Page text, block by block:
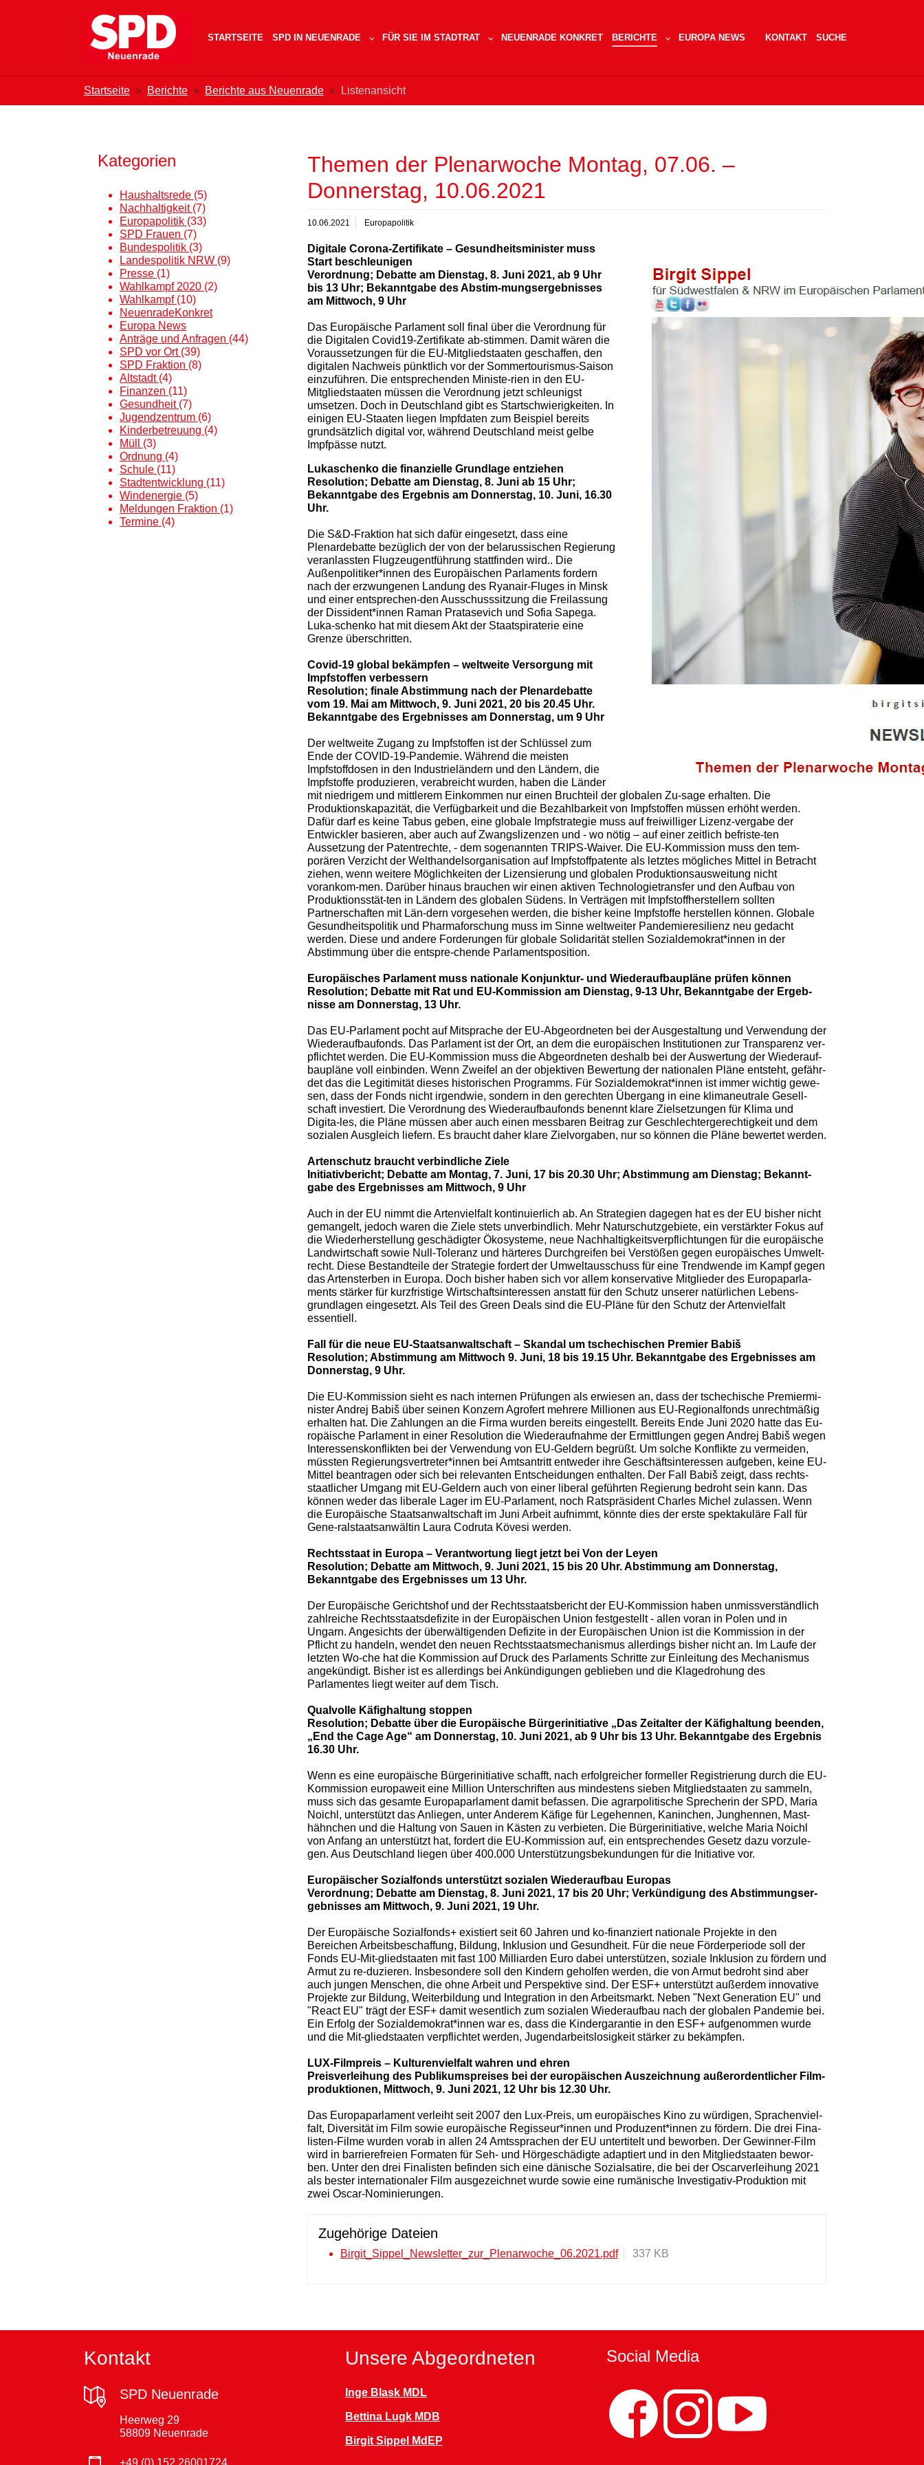
STARTSEITE SPD IN NEUENRADE SUBMENU FOR "SPD IN NEUENRADE"
FÜR SIE IM STADTRAT SUBMENU FOR "FÜR SIE IM STADTRAT"
NEUENRADE KONKRET BERICHTE SUBMENU FOR "BERICHTE"
EUROPA NEWS KONTAKT SUCHE
Startseite Berichte Berichte aus Neuenrade Listenansicht
Themen der Plenarwoche Montag, 07.06. –
Donnerstag, 10.06.2021
10.06.2021 Europapolitik
Digitale Corona-Zertifikate – Gesundheitsminister muss
Start beschleunigen
Verordnung; Debatte am Dienstag, 8. Juni 2021, ab 9 Uhr
bis 13 Uhr; Bekanntgabe des Abstim-mungsergebnisses
am Mittwoch, 9 Uhr
Das Europäische Parlament soll final über die Verordnung für
die Digitalen Covid19-Zertifikate ab-stimmen. Damit wären die
Voraussetzungen für die EU-Mitgliedstaaten geschaffen, den
digitalen Nachweis pünktlich vor der Sommertourismus-Saison
einzuführen. Die entsprechenden Ministe-rien in den EU-
Mitgliedstaaten müssen die Verordnung jetzt schleunigst
umsetzen. Doch in Deutschland gibt es Startschwierigkeiten. In
einigen EU-Staaten liegen Impfdaten zum Beispiel bereits
grundsätzlich digital vor, während Deutschland meist gelbe
Impfpässe nutzt.
Lukaschenko die finanzielle Grundlage entziehen
Resolution; Debatte am Dienstag, 8. Juni ab 15 Uhr;
Bekanntgabe des Ergebnis am Donnerstag, 10. Juni, 16.30
Uhr.
Die S&D-Fraktion hat sich dafür eingesetzt, dass eine
Plenardebatte bezüglich der von der belarussischen Regierung
veranlassten Flugzeugentführung stattfinden wird.. Die
Außenpolitiker*innen des Europäischen Parlaments fordern
nach der erzwungenen Landung des Ryanair-Fluges in Minsk
und einer entsprechen-den Ausschusssitzung die Freilassung
der Dissident*innen Raman Pratasevich und Sofia Sapega.
Luka-schenko hat mit diesem Akt der Staatspiraterie eine
Grenze überschritten.
Covid-19 global bekämpfen – weltweite Versorgung mit
Impfstoffen verbessern
Resolution; finale Abstimmung nach der Plenardebatte
vom 19. Mai am Mittwoch, 9. Juni 2021, 20 bis 20.45 Uhr.
Bekanntgabe des Ergebnisses am Donnerstag, um 9 Uhr
Der weltweite Zugang zu Impfstoffen ist der Schlüssel zum
Ende der COVID-19-Pandemie. Während die meisten
Impfstoffdosen in den Industrieländern und den Ländern, die
Impfstoffe produzieren, verabreicht wurden, haben die Länder
mit niedrigem und mittlerem Einkommen nur einen Bruchteil der globalen Zu-sage erhalten. Die
Produktionskapazität, die Verfügbarkeit und die Bezahlbarkeit von Impfstoffen müssen erhöht werden.
Dafür darf es keine Tabus geben, eine globale Impfstrategie muss auf freiwilliger Lizenz-vergabe der
Entwickler basieren, aber auch auf Zwangslizenzen und - wo nötig – auf einer zeitlich befriste-ten
Aussetzung der Patentrechte, - dem sogenannten TRIPS-Waiver. Die EU-Kommission muss den tem-
porären Verzicht der Welthandelsorganisation auf Impfstoffpatente als letztes mögliches Mittel in Betracht
ziehen, wenn weitere Möglichkeiten der Lizensierung und globalen Produktionsausweitung nicht
vorankom-men. Darüber hinaus brauchen wir einen aktiven Technologietransfer und den Aufbau von
Produktionsstät-ten in Ländern des globalen Südens. In Verträgen mit Impfstoffherstellern sollten
Partnerschaften mit Län-dern vorgesehen werden, die bisher keine Impfstoffe herstellen können. Globale
Gesundheitspolitik und Pharmaforschung muss im Sinne weltweiter Pandemieresilienz neu gedacht
werden. Diese und andere Forderungen für globale Solidarität stellen Sozialdemokrat*innen in der
Abstimmung über die entspre-chende Parlamentsposition.
Europäisches Parlament muss nationale Konjunktur- und Wiederaufbaupläne prüfen können
Resolution; Debatte mit Rat und EU-Kommission am Dienstag, 9-13 Uhr, Bekanntgabe der Ergeb-
nisse am Donnerstag, 13 Uhr.
Das EU-Parlament pocht auf Mitsprache der EU-Abgeordneten bei der Ausgestaltung und Verwendung der
Wiederaufbaufonds. Das Parlament ist der Ort, an dem die europäischen Institutionen zur Transparenz ver-
pflichtet werden. Die EU-Kommission muss die Abgeordneten deshalb bei der Auswertung der Wiederauf-
baupläne voll einbinden. Wenn Zweifel an der objektiven Bewertung der nationalen Pläne entsteht, gefähr-
det das die Legitimität dieses historischen Programms. Für Sozialdemokrat*innen ist immer wichtig gewe-
sen, dass der Fonds nicht irgendwie, sondern in den gerechten Übergang in eine klimaneutrale Gesell-
schaft investiert. Die Verordnung des Wiederaufbaufonds benennt klare Zielsetzungen für Klima und
Digita-les, die Pläne müssen aber auch einen messbaren Beitrag zur Geschlechtergerechtigkeit und dem
sozialen Ausgleich liefern. Es braucht daher klare Zielvorgaben, nur so können die Pläne bewertet werden.
Artenschutz braucht verbindliche Ziele
Initiativbericht; Debatte am Montag, 7. Juni, 17 bis 20.30 Uhr; Abstimmung am Dienstag; Bekannt-
gabe des Ergebnisses am Mittwoch, 9 Uhr
Auch in der EU nimmt die Artenvielfalt kontinuierlich ab. An Strategien dagegen hat es der EU bisher nicht
gemangelt, jedoch waren die Ziele stets unverbindlich. Mehr Naturschutzgebiete, ein verstärkter Fokus auf
die Wiederherstellung geschädigter Ökosysteme, neue Nachhaltigkeitsverpflichtungen für die europäische
Landwirtschaft sowie Null-Toleranz und härteres Durchgreifen bei Verstößen gegen europäisches Umwelt-
recht. Diese Bestandteile der Strategie fordert der Umweltausschuss für eine Trendwende im Kampf gegen
das Artensterben in Europa. Doch bisher haben sich vor allem konservative Mitglieder des Europaparla-
ments stärker für kurzfristige Wirtschaftsinteressen anstatt für den Schutz unserer natürlichen Lebens-
grundlagen eingesetzt. Als Teil des Green Deals sind die EU-Pläne für den Schutz der Artenvielfalt
essentiell.
Fall für die neue EU-Staatsanwaltschaft – Skandal um tschechischen Premier Babiš
Resolution; Abstimmung am Mittwoch 9. Juni, 18 bis 19.15 Uhr. Bekanntgabe des Ergebnisses am
Donnerstag, 9 Uhr.
Die EU-Kommission sieht es nach internen Prüfungen als erwiesen an, dass der tschechische Premiermi-
nister Andrej Babiš über seinen Konzern Agrofert mehrere Millionen aus EU-Regionalfonds unrechtmäßig
erhalten hat. Die Zahlungen an die Firma wurden bereits eingestellt. Bereits Ende Juni 2020 hatte das Eu-
ropäische Parlament in einer Resolution die Wiederaufnahme der Ermittlungen gegen Andrej Babiš wegen
Interessenskonflikten bei der Verwendung von EU-Geldern begrüßt. Um solche Konflikte zu vermeiden,
müssten Regierungsvertreter*innen bei Amtsantritt entweder ihre Geschäftsinteressen aufgeben, keine EU-
Mittel beantragen oder sich bei relevanten Entscheidungen enthalten. Der Fall Babiš zeigt, dass rechts-
staatlicher Umgang mit EU-Geldern auch von einer liberal geführten Regierung bedroht sein kann. Das
können weder das liberale Lager im EU-Parlament, noch Ratspräsident Charles Michel zulassen. Wenn
die Europäische Staatsanwaltschaft im Juni Arbeit aufnimmt, könnte dies der erste spektakuläre Fall für
Gene-ralstaatsanwältin Laura Codruta Kövesi werden.
Rechtsstaat in Europa – Verantwortung liegt jetzt bei Von der Leyen
Resolution; Debatte am Mittwoch, 9. Juni 2021, 15 bis 20 Uhr. Abstimmung am Donnerstag,
Bekanntgabe des Ergebnisses um 13 Uhr.
Der Europäische Gerichtshof und der Rechtsstaatsbericht der EU-Kommission haben unmissverständlich
zahlreiche Rechtsstaatsdefizite in der Europäischen Union festgestellt - allen voran in Polen und in
Ungarn. Angesichts der überwältigenden Defizite in der Europäischen Union ist die Kommission in der
Pflicht zu handeln, wendet den neuen Rechtsstaatsmechanismus allerdings bisher nicht an. Im Laufe der
letzten Wo-che hat die Kommission auf Druck des Parlaments Schritte zur Einleitung des Mechanismus
angekündigt. Bisher ist es allerdings bei Ankündigungen geblieben und die Klagedrohung des
Parlamentes liegt weiter auf dem Tisch.
Qualvolle Käfighaltung stoppen
Resolution; Debatte über die Europäische Bürgerinitiative „Das Zeitalter der Käfighaltung beenden,
„End the Cage Age“ am Donnerstag, 10. Juni 2021, ab 9 Uhr bis 13 Uhr. Bekanntgabe des Ergebnis
16.30 Uhr.
Wenn es eine europäische Bürgerinitiative schafft, nach erfolgreicher formeller Registrierung durch die EU-
Kommission europaweit eine Million Unterschriften aus mindestens sieben Mitgliedstaaten zu sammeln,
muss sich das gesamte Europaparlament damit befassen. Die agrarpolitische Sprecherin der SPD, Maria
Noichl, unterstützt das Anliegen, unter Anderem Käfige für Legehennen, Kaninchen, Junghennen, Mast-
hähnchen und die Haltung von Sauen in Kästen zu verbieten. Die Bürgerinitiative, welche Maria Noichl
von Anfang an unterstützt hat, fordert die EU-Kommission auf, ein entsprechendes Gesetz dazu vorzule-
gen. Aus Deutschland liegen über 400.000 Unterstützungsbekundungen für die Initiative vor.
Europäischer Sozialfonds unterstützt sozialen Wiederaufbau Europas
Verordnung; Debatte am Dienstag, 8. Juni 2021, 17 bis 20 Uhr; Verkündigung des Abstimmungser-
gebnisses am Mittwoch, 9. Juni 2021, 19 Uhr.
Der Europäische Sozialfonds+ existiert seit 60 Jahren und ko-finanziert nationale Projekte in den
Bereichen Arbeitsbeschaffung, Bildung, Inklusion und Gesundheit. Für die neue Förderperiode soll der
Fonds EU-Mit-gliedstaaten mit fast 100 Milliarden Euro dabei unterstützen, soziale Inklusion zu fördern und
Armut zu re-duzieren. Insbesondere soll den Kindern geholfen werden, die von Armut bedroht sind aber
auch jungen Menschen, die ohne Arbeit und Perspektive sind. Der ESF+ unterstützt außerdem innovative
Projekte zur Bildung, Weiterbildung und Integration in den Arbeitsmarkt. Neben "Next Generation EU" und
"React EU" trägt der ESF+ damit wesentlich zum sozialen Wiederaufbau nach der globalen Pandemie bei.
Ein Erfolg der Sozialdemokrat*innen war es, dass die Kindergarantie in den ESF+ aufgenommen wurde
und die Mit-gliedstaaten verpflichtet werden, Jugendarbeitslosigkeit stärker zu bekämpfen.
LUX-Filmpreis – Kulturenvielfalt wahren und ehren
Preisverleihung des Publikumspreises bei der europäischen Auszeichnung außerordentlicher Film-
produktionen, Mittwoch, 9. Juni 2021, 12 Uhr bis 12.30 Uhr.
Das Europaparlament verleiht seit 2007 den Lux-Preis, um europäisches Kino zu würdigen, Sprachenviel-
falt, Diversität im Film sowie europäische Regisseur*innen und Produzent*innen zu fördern. Die drei Fina-
listen-Filme wurden vorab in allen 24 Amtssprachen der EU untertitelt und beworben. Der Gewinner-Film
wird in barrierefreien Formaten für Seh- und Hörgeschädigte adaptiert und in den Mitgliedstaaten bewor-
ben. Unter den drei Finalisten befinden sich eine dänische Sozialsatire, die bei der Oscarverleihung 2021
als bester internationaler Film ausgezeichnet wurde sowie eine rumänische Investigativ-Produktion mit
zwei Oscar-Nominierungen.
Zugehörige Dateien
Birgit_Sippel_Newsletter_zur_Plenarwoche_06.2021.pdf 337 KB
Kategorien
Haushaltsrede (5)
Nachhaltigkeit (7)
Europapolitik (33)
SPD Frauen (7)
Bundespolitik (3)
Landespolitik NRW (9)
Presse (1)
Wahlkampf 2020 (2)
Wahlkampf (10)
NeuenradeKonkret
Europa News
Anträge und Anfragen (44)
SPD vor Ort (39)
SPD Fraktion (8)
Altstadt (4)
Finanzen (11)
Gesundheit (7)
Jugendzentrum (6)
Kinderbetreuung (4)
Müll (3)
Ordnung (4)
Schule (11)
Stadtentwicklung (11)
Windenergie (5)
Meldungen Fraktion (1)
Termine (4)
Kontakt
SPD Neuenrade
Heerweg 29
58809 Neuenrade
+49 (0) 152 26001724
Unsere Abgeordneten
Inge Blask MDL
Bettina Lugk MDB
Birgit Sippel MdEP
Social Media